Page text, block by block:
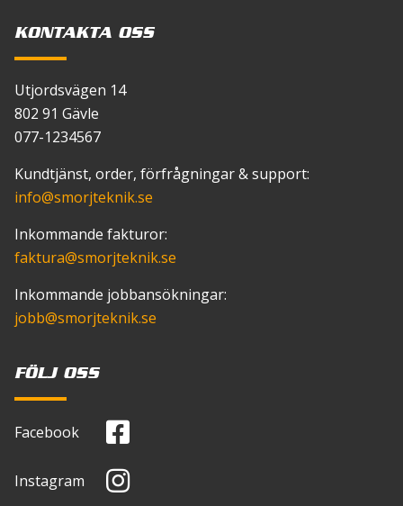
KONTAKTA OSS
Utjordsvägen 14
802 91 Gävle
077-1234567
Kundtjänst, order, förfrågningar & support:
info@smorjteknik.se
Inkommande fakturor:
faktura@smorjteknik.se
Inkommande jobbansökningar:
jobb@smorjteknik.se
FÖLJ OSS
Facebook
Instagram